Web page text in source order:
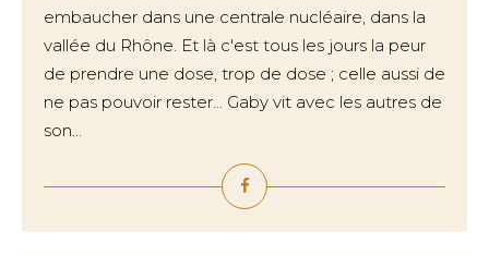
embaucher dans une centrale nucléaire, dans la
vallée du Rhône. Et là c'est tous les jours la peur
de prendre une dose, trop de dose ; celle aussi de
ne pas pouvoir rester... Gaby vit avec les autres de
son...